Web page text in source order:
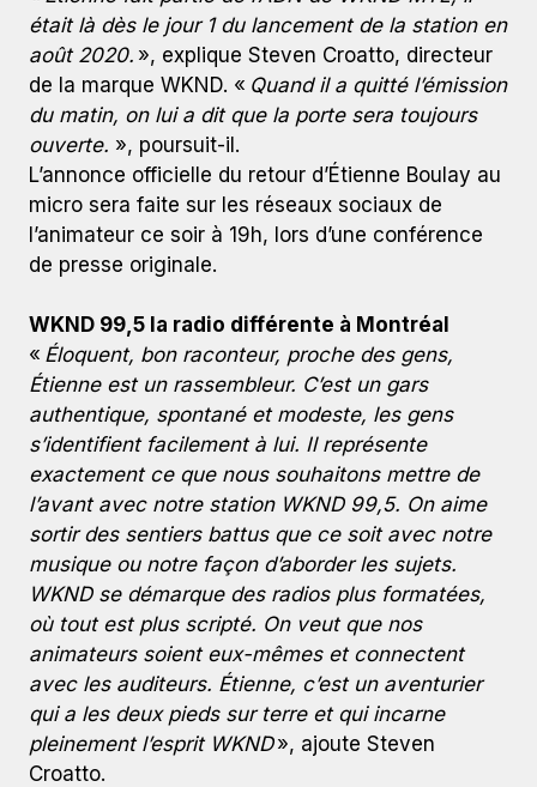
était là dès le jour 1 du lancement de la station en
août 2020. », explique Steven Croatto, directeur
de la marque WKND. « Quand il a quitté l’émission
du matin, on lui a dit que la porte sera toujours
ouverte. », poursuit-il.
L’annonce officielle du retour d’Étienne Boulay au
micro sera faite sur les réseaux sociaux de
l’animateur ce soir à 19h, lors d’une conférence
de presse originale.
WKND 99,5 la radio différente à Montréal
« Éloquent, bon raconteur, proche des gens,
Étienne est un rassembleur. C’est un gars
authentique, spontané et modeste, les gens
s’identifient facilement à lui. Il représente
exactement ce que nous souhaitons mettre de
l’avant avec notre station WKND 99,5. On aime
sortir des sentiers battus que ce soit avec notre
musique ou notre façon d’aborder les sujets.
WKND se démarque des radios plus formatées,
où tout est plus scripté. On veut que nos
animateurs soient eux-mêmes et connectent
avec les auditeurs. Étienne, c’est un aventurier
qui a les deux pieds sur terre et qui incarne
pleinement l’esprit WKND», ajoute Steven
Croatto.